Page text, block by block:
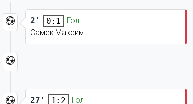
2' 0:1
Гол
Самек Максим
27' 1:2
Гол